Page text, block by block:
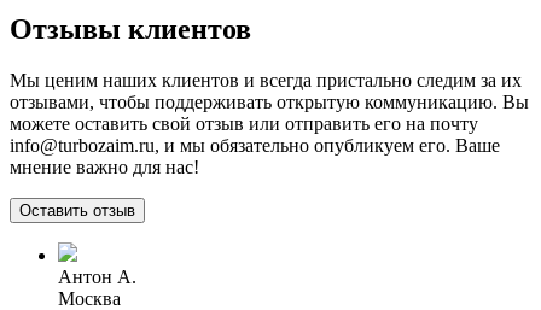
Отзывы клиентов
Мы ценим наших клиентов и всегда пристально следим за их
отзывами, чтобы поддерживать открытую коммуникацию. Вы
можете оставить свой отзыв или отправить его на почту
info@turbozaim.ru, и мы обязательно опубликуем его. Ваше
мнение важно для нас!
Оставить отзыв
Антон А.
Москва